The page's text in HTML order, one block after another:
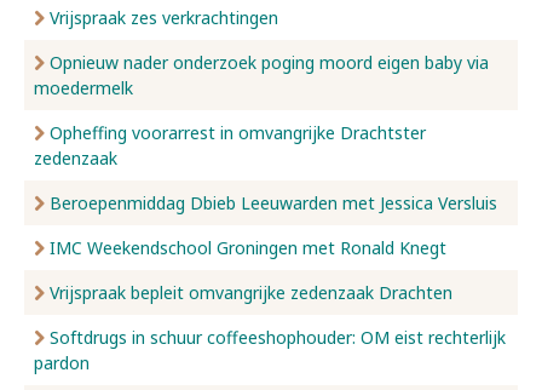
Vrijspraak zes verkrachtingen
Opnieuw nader onderzoek poging moord eigen baby via
moedermelk
Opheffing voorarrest in omvangrijke Drachtster
zedenzaak
Beroepenmiddag Dbieb Leeuwarden met Jessica Versluis
IMC Weekendschool Groningen met Ronald Knegt
Vrijspraak bepleit omvangrijke zedenzaak Drachten
Softdrugs in schuur coffeeshophouder: OM eist rechterlijk
pardon